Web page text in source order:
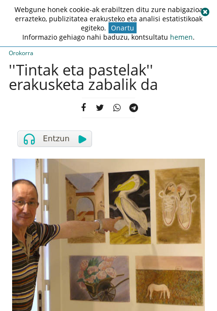
Orokorra
''Tintak eta pastelak''
erakusketa zabalik da
Webgune honek cookie-ak erabiltzen ditu zure nabigazioa
errazteko, publizitatea erakusteko eta analisi estatistikoak
egiteko. Onartu
Informazio gehiago nahi baduzu, kontsultatu hemen.